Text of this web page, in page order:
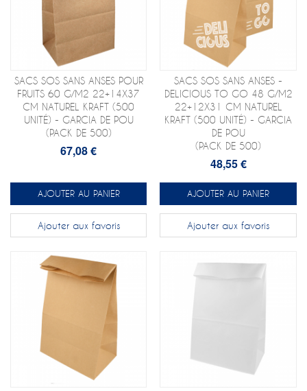
SACS SOS SANS ANSES POUR
FRUITS 60 G/M2 22+14X37
CM NATUREL KRAFT (500
UNITÉ) - GARCIA DE POU
(PACK DE 500)
67,08 €
AJOUTER AU PANIER
Ajouter aux favoris
SACS SOS SANS ANSES -
DELICIOUS TO GO 48 G/M2
22+12X31 CM NATUREL
KRAFT (500 UNITÉ) - GARCIA
DE POU
(PACK DE 500)
48,55 €
AJOUTER AU PANIER
Ajouter aux favoris